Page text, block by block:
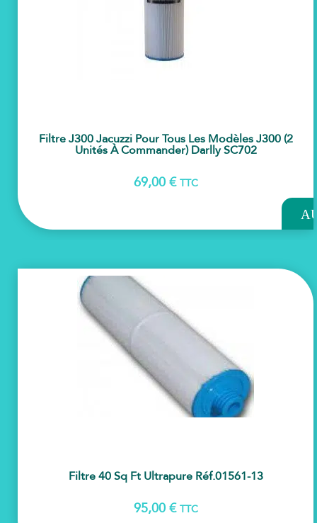
Filtre J300 Jacuzzi Pour Tous Les Modèles J300 (2
Unités À Commander) Darlly SC702
69,00 € TTC
Filtre 40 Sq Ft Ultrapure Réf.01561-13
95,00 € TTC